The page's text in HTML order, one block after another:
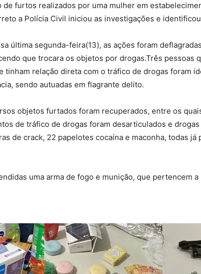
de furtos realizados por uma mulher em
a Polícia Civil iniciou as investigações e
última segunda-feira(13), as ações foram
que trocara os objetos por drogas.Três pessoas
tinham relação direta com o tráfico de drogas foram
sendo autuadas em flagrante delito.
objetos furtados foram recuperados, entre os
de tráfico de drogas foram desarticulados e
de crack, 22 papelotes cocaína e maconha, todas já
uma arma de fogo e munição, que pertencem